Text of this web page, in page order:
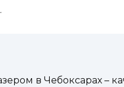
в Чебоксарах –